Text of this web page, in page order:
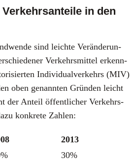
in den
sind leich­te Ver­än­de­run­
Ver­kehrs­mit­tel erkenn­
Indi­vi­du­al­ver­kehrs (MIV)
oben genann­ten Grün­den leicht
der Anteil öffent­li­cher Ver­kehrs­
kon­kre­te Zah­len:
2013
30%